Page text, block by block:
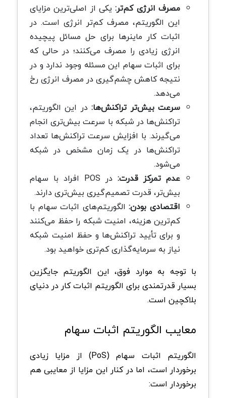
مصرف انرژی کم‌تر: یکی از اصلی‌ترین مزایای
این الگوریتم، مصرف کم‌تر انرژی است. در
اثبات کار ماینر‌ها برای حل مسائل پیچیده
انرژی زیادی را مصرف می‌کنند؛ در حالی که
برای اثبات سهام این مسئله وجود ندارد و در
نتیجه کاهش چشم‌گیری در مصرف انرژی رخ
می‌دهد.
سرعت بیش‌تر تراکنش‌ها:در این الگوریتم،
تراکنش‌ها در شبکه با سرعت بیش‌تری انجام
می‌گیرند. با افزایش سرعت تراکنش‌ها تعداد
تراکنش‌ها در یک زمان مشخص در شبکه
می‌شود.
عدم تمرکز قدرت:
در POS افراد با سهام
بیش‌تر، قدرت تصمیم‌گیری بیش‌تری دارند.
اقتصادی بودن:الگوریتم‌های اثبات سهام با
کم‌ترین هزینه، امنیت شبکه را حفظ می‌کنند
و برای تأیید تراکنش‌ها و حفظ امنیت شبکه
نیاز به سرمایه‌گذاری کم‌تری خواهید بود.
با توجه به موارد فوق، این الگوریتم جایگزین
بسیار قدرتمندی برای الگوریتم اثبات کار در دنیای
بلاکچین است.
معایب الگوریتم اثبات سهام
الگوریتم اثبات سهام (PoS) از مزایا زیادی
برخوردار است، اما در کنار این مزایا از معایبی هم
برخوردار است: